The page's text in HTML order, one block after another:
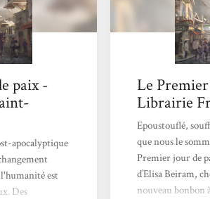
paix -
apocalyptique
est
Des
Le
Librairie
Epoustouflé,
que nous le
Premier jour de
d’Elisa Beiram,
nouveau bonbon